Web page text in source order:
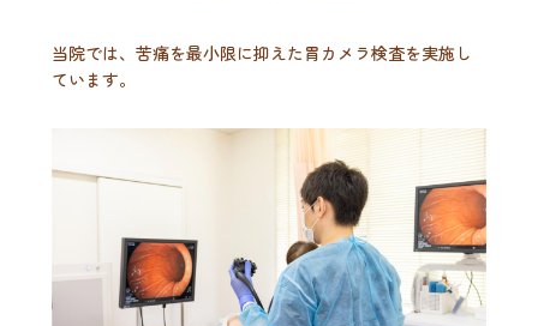
当院では、苦痛を最小限に抑えた胃カメラ検査を実施し
ています。